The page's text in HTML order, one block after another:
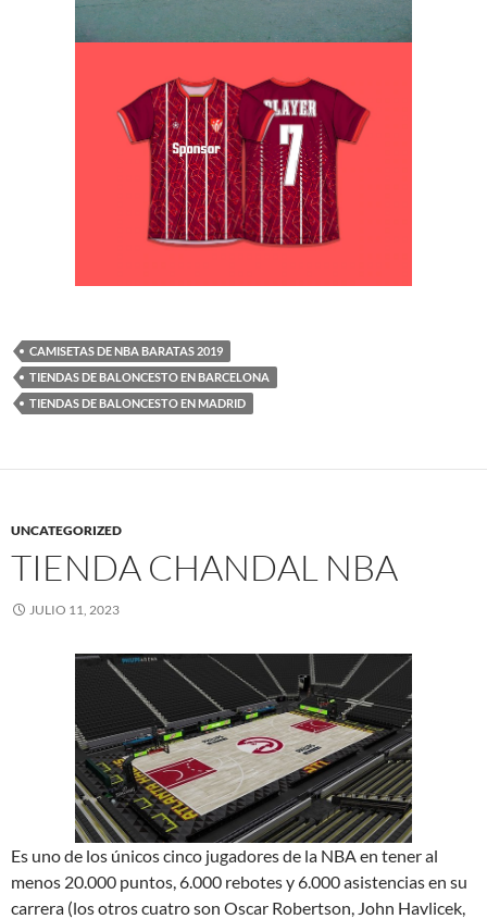
CAMISETAS DE NBA BARATAS 2019
TIENDAS DE BALONCESTO EN BARCELONA
TIENDAS DE BALONCESTO EN MADRID
UNCATEGORIZED
TIENDA CHANDAL NBA
JULIO 11, 2023
Es uno de los únicos cinco jugadores de la NBA en tener al
menos 20.000 puntos, 6.000 rebotes y 6.000 asistencias en su
carrera (los otros cuatro son Oscar Robertson, John Havlicek,